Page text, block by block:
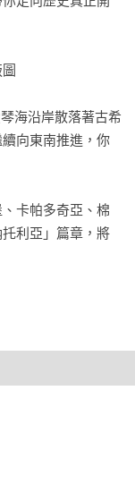
海沿岸散落著古希
向東南推進，你
卡帕多奇亞、棉
利亞」篇章，將
國遺留的地板藝
類最古老神殿之
神聖場景
睡的古村